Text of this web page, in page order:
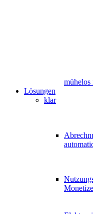
mühelos
Lösungen
klar